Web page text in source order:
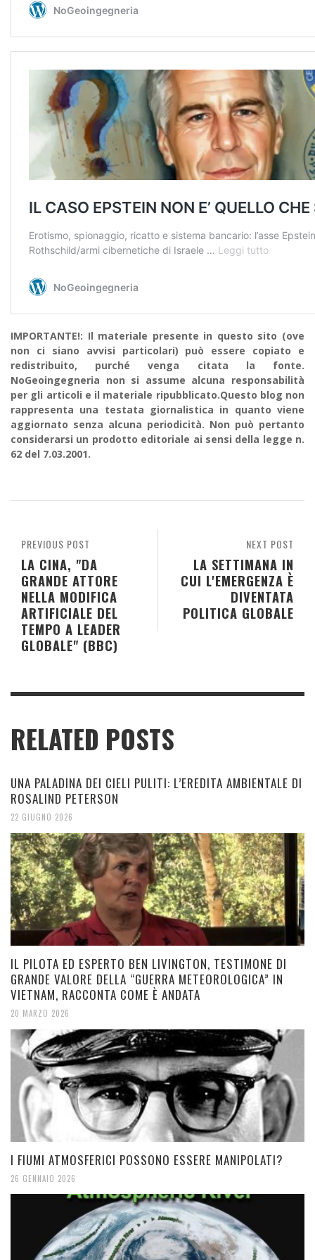
IMPORTANTE!: Il materiale presente in questo sito (ove
non ci siano avvisi particolari) può essere copiato e
redistribuito, purché venga citata la fonte.
NoGeoingegneria non si assume alcuna responsabilità
per gli articoli e il materiale ripubblicato.Questo blog non
rappresenta una testata giornalistica in quanto viene
aggiornato senza alcuna periodicità. Non può pertanto
considerarsi un prodotto editoriale ai sensi della legge n.
62 del 7.03.2001.
NEXT POST
LA SETTIMANA IN
CUI L'EMERGENZA È
DIVENTATA
POLITICA GLOBALE
PREVIOUS POST
LA CINA, "DA
GRANDE ATTORE
NELLA MODIFICA
ARTIFICIALE DEL
TEMPO A LEADER
GLOBALE" (BBC)
RELATED POSTS
UNA PALADINA DEI CIELI PULITI: L’EREDITA AMBIENTALE DI
ROSALIND PETERSON
22 GIUGNO 2026
IL PILOTA ED ESPERTO BEN LIVINGTON, TESTIMONE DI
GRANDE VALORE DELLA “GUERRA METEOROLOGICA” IN
VIETNAM, RACCONTA COME È ANDATA
20 MARZO 2026
I FIUMI ATMOSFERICI POSSONO ESSERE MANIPOLATI?
26 GENNAIO 2026